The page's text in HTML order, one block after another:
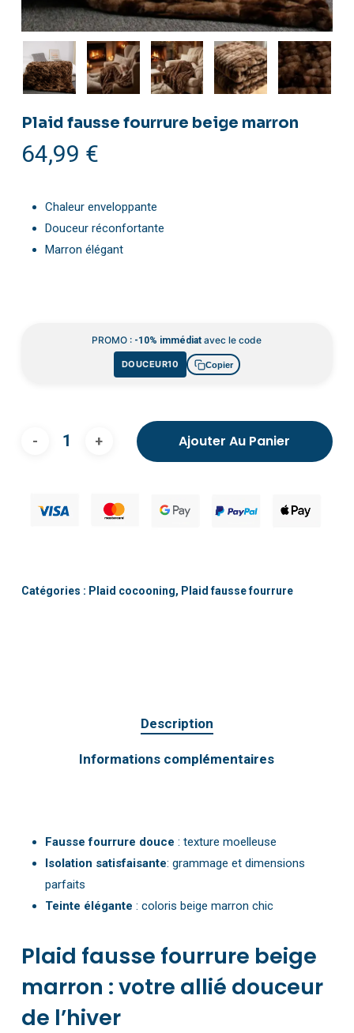
Plaid fausse fourrure beige marron
64,99 €
Chaleur enveloppante
Douceur réconfortante
Marron élégant
PROMO : -10% immédiat avec le code
DOUCEUR10 Copier
Ajouter Au Panier
Catégories : Plaid cocooning, Plaid fausse fourrure
Description
Informations complémentaires
Fausse fourrure douce : texture moelleuse
Isolation satisfaisante: grammage et dimensions
parfaits
Teinte élégante : coloris beige marron chic
Plaid fausse fourrure beige
marron : votre allié douceur
de l’hiver